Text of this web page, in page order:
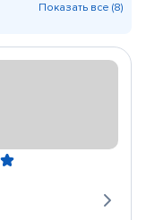
Показать все (8)